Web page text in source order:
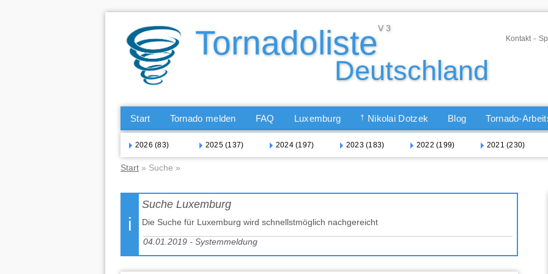
Kontakt -
Start Tornado melden FAQ Luxemburg † Nikolai Dotzek Blog Tornado-
2026 (83) 2025 (137) 2024 (197) 2023 (183) 2022 (199) 2021 (230)
Start » Suche »
Suche Luxemburg
Die Suche für Luxemburg wird schnellstmöglich nachgereicht
04.01.2019 - Systemmeldung